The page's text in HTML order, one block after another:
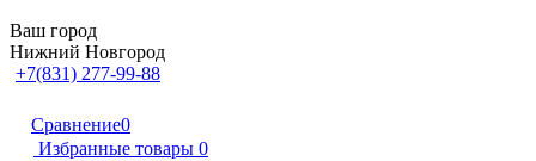
Ваш город
Нижний Новгород
+7(831) 277-99-88
Сравнение0
Избранные товары 0